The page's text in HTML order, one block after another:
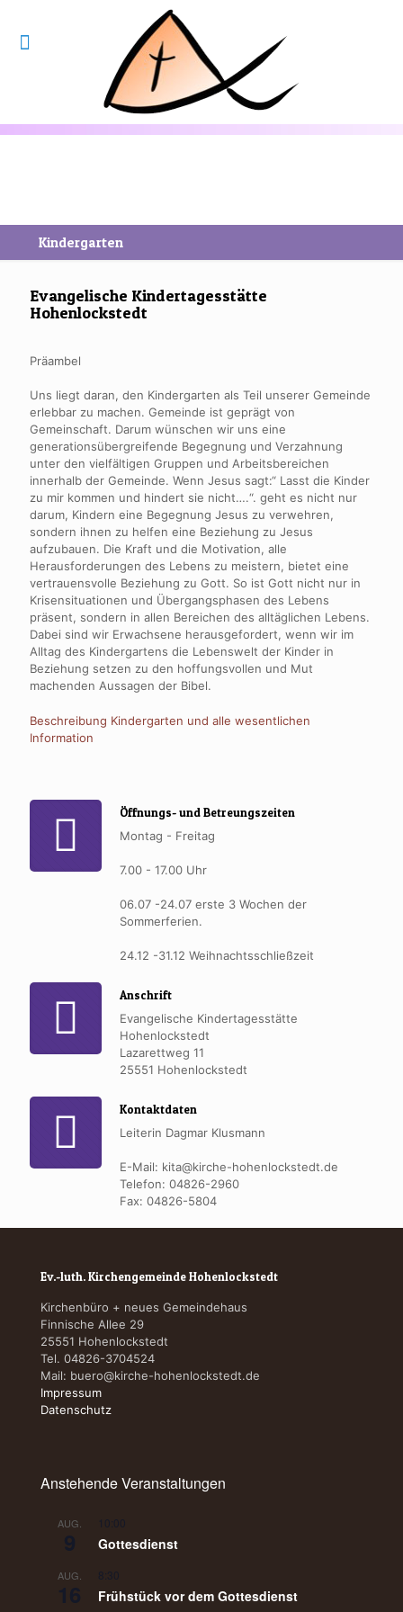
Kindergarten
Evangelische Kindertagesstätte
Hohenlockstedt
Präambel
Uns liegt daran, den Kindergarten als Teil unserer Gemeinde
erlebbar zu machen. Gemeinde ist geprägt von
Gemeinschaft. Darum wünschen wir uns eine
generationsübergreifende Begegnung und Verzahnung
unter den vielfältigen Gruppen und Arbeitsbereichen
innerhalb der Gemeinde. Wenn Jesus sagt:“ Lasst die Kinder
zu mir kommen und hindert sie nicht….“. geht es nicht nur
darum, Kindern eine Begegnung Jesus zu verwehren,
sondern ihnen zu helfen eine Beziehung zu Jesus
aufzubauen. Die Kraft und die Motivation, alle
Herausforderungen des Lebens zu meistern, bietet eine
vertrauensvolle Beziehung zu Gott. So ist Gott nicht nur in
Krisensituationen und Übergangsphasen des Lebens
präsent, sondern in allen Bereichen des alltäglichen Lebens.
Dabei sind wir Erwachsene herausgefordert, wenn wir im
Alltag des Kindergartens die Lebenswelt der Kinder in
Beziehung setzen zu den hoffungsvollen und Mut
machenden Aussagen der Bibel.
Beschreibung Kindergarten und alle wesentlichen
Information
Öffnungs- und Betreungszeiten
Montag - Freitag
7.00 - 17.00 Uhr
06.07 -24.07 erste 3 Wochen der
Sommerferien.
24.12 -31.12 Weihnachtsschließzeit
Anschrift
Evangelische Kindertagesstätte
Hohenlockstedt
Lazarettweg 11
25551 Hohenlockstedt
Kontaktdaten
Leiterin Dagmar Klusmann
E-Mail: kita@kirche-hohenlockstedt.de
Telefon: 04826-2960
Fax: 04826-5804
Ev.-luth. Kirchengemeinde Hohenlockstedt
Kirchenbüro + neues Gemeindehaus
Finnische Allee 29
25551 Hohenlockstedt
Tel. 04826-3704524
Mail: buero@kirche-hohenlockstedt.de
Impressum
Datenschutz
Anstehende Veranstaltungen
AUG.
9
10:00
Gottesdienst
AUG.
16
8:30
Frühstück vor dem Gottesdienst